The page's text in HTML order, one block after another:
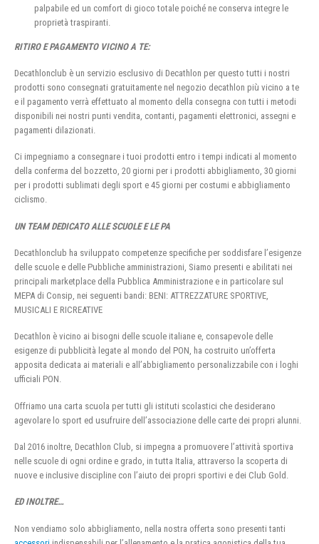
palpabile ed un comfort di gioco totale poiché ne conserva integre le
proprietà traspiranti.
RITIRO E PAGAMENTO VICINO A TE:
Decathlonclub è un servizio esclusivo di Decathlon per questo tutti i nostri
prodotti sono consegnati gratuitamente nel negozio decathlon più vicino a te
e il pagamento verrà effettuato al momento della consegna con tutti i metodi
disponibili nei nostri punti vendita, contanti, pagamenti elettronici, assegni e
pagamenti dilazionati.
Ci impegniamo a consegnare i tuoi prodotti entro i tempi indicati al momento
della conferma del bozzetto, 20 giorni per i prodotti abbigliamento, 30 giorni
per i prodotti sublimati degli sport e 45 giorni per costumi e abbigliamento
ciclismo.
UN TEAM DEDICATO ALLE SCUOLE E LE PA
Decathlonclub ha sviluppato competenze specifiche per soddisfare l’esigenze
delle scuole e delle Pubbliche amministrazioni, Siamo presenti e abilitati nei
principali marketplace della Pubblica Amministrazione e in particolare sul
MEPA di Consip, nei seguenti bandi: BENI: ATTREZZATURE SPORTIVE,
MUSICALI E RICREATIVE
Decathlon è vicino ai bisogni delle scuole italiane e, consapevole delle
esigenze di pubblicità legate al mondo del PON, ha costruito un’offerta
apposita dedicata ai materiali e all’abbigliamento personalizzabile con i loghi
ufficiali PON.
Offriamo una carta scuola per tutti gli istituti scolastici che desiderano
agevolare lo sport ed usufruire dell’associazione delle carte dei propri alunni.
Dal 2016 inoltre, Decathlon Club, si impegna a promuovere l’attività sportiva
nelle scuole di ogni ordine e grado, in tutta Italia, attraverso la scoperta di
nuove e inclusive discipline con l’aiuto dei propri sportivi e dei Club Gold.
ED INOLTRE…
Non vendiamo solo abbigliamento, nella nostra offerta sono presenti tanti